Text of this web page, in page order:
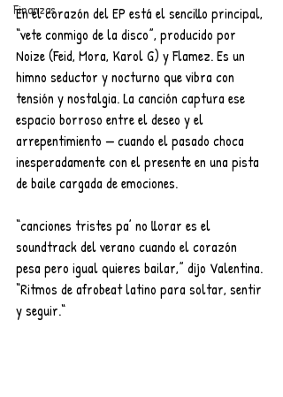
Finanzas
En el corazón del EP está el sencillo principal,
“vete conmigo de la disco”, producido por
Noize (Feid, Mora, Karol G) y Flamez. Es un
himno seductor y nocturno que vibra con
tensión y nostalgia. La canción captura ese
espacio borroso entre el deseo y el
arrepentimiento — cuando el pasado choca
inesperadamente con el presente en una pista
de baile cargada de emociones.
“canciones tristes pa’ no llorar es el
soundtrack del verano cuando el corazón
pesa pero igual quieres bailar,” dijo Valentina.
“Ritmos de afrobeat latino para soltar, sentir
y seguir.“